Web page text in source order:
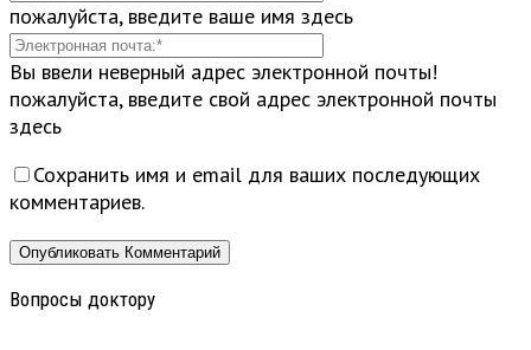
пожалуйста, введите ваше имя здесь
Вы ввели неверный адрес электронной почты!
пожалуйста, введите свой адрес электронной почты
здесь
Сохранить имя и email для ваших последующих
комментариев.
Вопросы доктору